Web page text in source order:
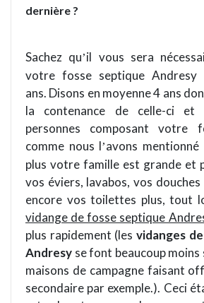
dernière ?
Sachez qu’il vous sera
votre fosse septique
ans. Disons en moyenne 4 ans
la contenance de celle-ci et
personnes composant votre
comme nous l’avons
plus votre famille est grande et
vos éviers, lavabos, vos
encore vos toilettes plus, tout
vidange de fosse septique
plus rapidement (les vidanges
Andresy se font beaucoup moins
maisons de campagne faisant
secondaire par exemple.). Ceci